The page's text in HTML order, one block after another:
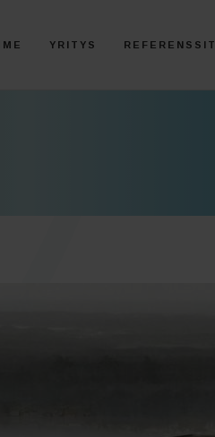
YRITYS REFERENSSIT